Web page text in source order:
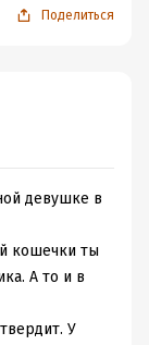
в
Но,
-
что
А ещё, что
преддверии
Поделиться
девушке в
кошечки ты
А то и в
У